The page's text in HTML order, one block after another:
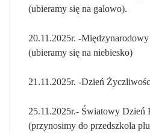
(ubieramy się na galowo).
20.11.2025r. -
(ubieramy się na niebiesko)
21.11.2025r. -Dzień
25.11.2025r.- Światowy Dzień
(przynosimy do przedszkola